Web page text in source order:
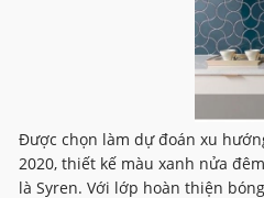
Được chọn làm dự đoán xu
2020, thiết kế màu xanh nửa
là Syren. Với lớp hoàn thiện